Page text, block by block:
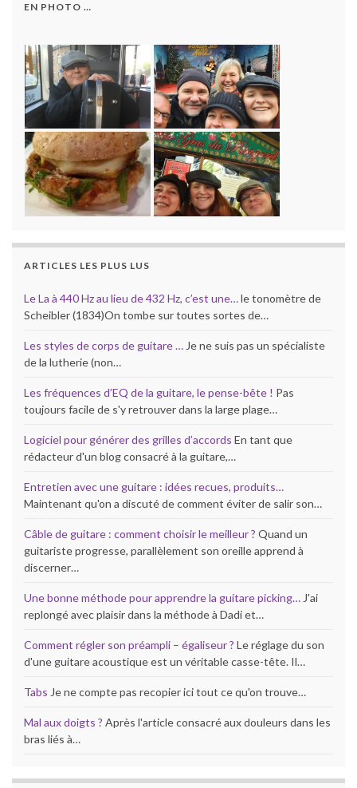
EN PHOTO …
ARTICLES LES PLUS LUS
Le La à 440 Hz au lieu de 432 Hz, c’est une…le tonomètre de
Scheibler (1834)On tombe sur toutes sortes de…
Les styles de corps de guitare … Je ne suis pas un spécialiste
de la lutherie (non…
Les fréquences d’EQ de la guitare, le pense-bête ! Pas
toujours facile de s'y retrouver dans la large plage…
Logiciel pour générer des grilles d’accords En tant que
rédacteur d'un blog consacré à la guitare,…
Entretien avec une guitare : idées recues, produits…
Maintenant qu'on a discuté de comment éviter de salir son…
Câble de guitare : comment choisir le meilleur ? Quand un
guitariste progresse, parallèlement son oreille apprend à
discerner…
Une bonne méthode pour apprendre la guitare picking… J'ai
replongé avec plaisir dans la méthode à Dadi et…
Comment régler son préampli – égaliseur ? Le réglage du son
d'une guitare acoustique est un véritable casse-tête. Il…
Tabs Je ne compte pas recopier ici tout ce qu'on trouve…
Mal aux doigts ? Après l'article consacré aux douleurs dans les
bras liés à…